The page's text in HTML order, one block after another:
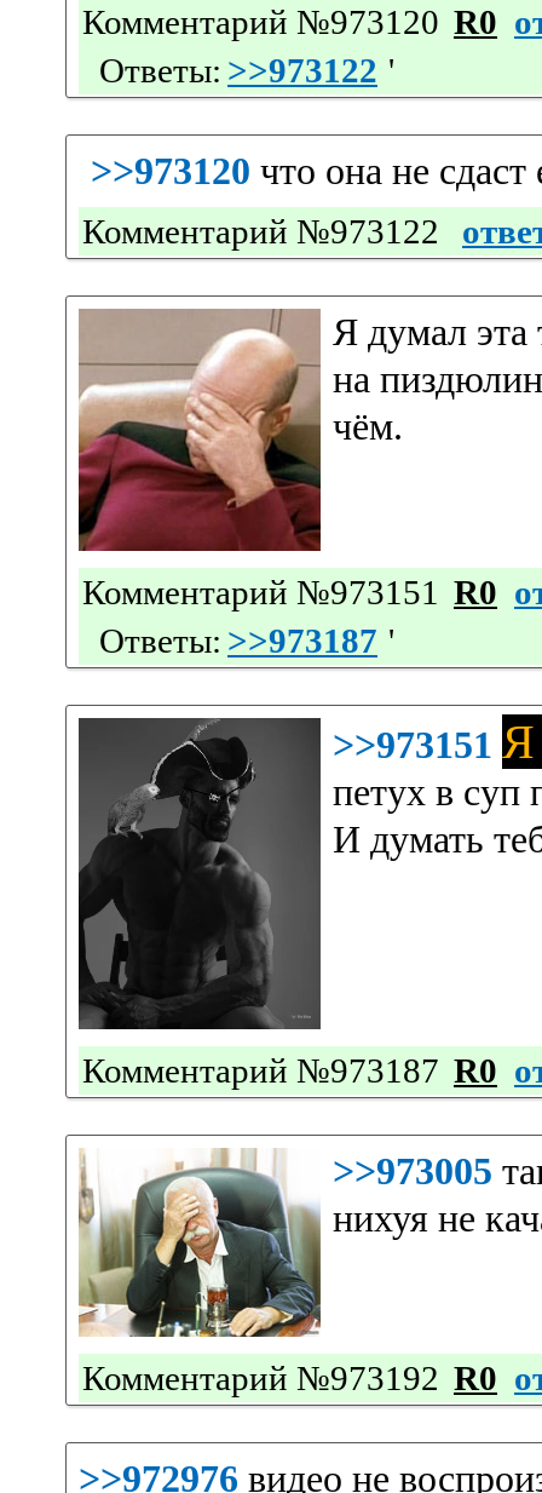
Комментарий №973120 R0
Ответы: >>973122 '
>>973120 что она не сдаст
Комментарий №973122
Я думал эта
на
чём.
Комментарий №973151 R0
Ответы: >>973187 '
>>973151 Я
петух в суп
И думать
Комментарий №973187 R0
>>973005
нихуя не
Комментарий №973192 R0
>>972976 видео не